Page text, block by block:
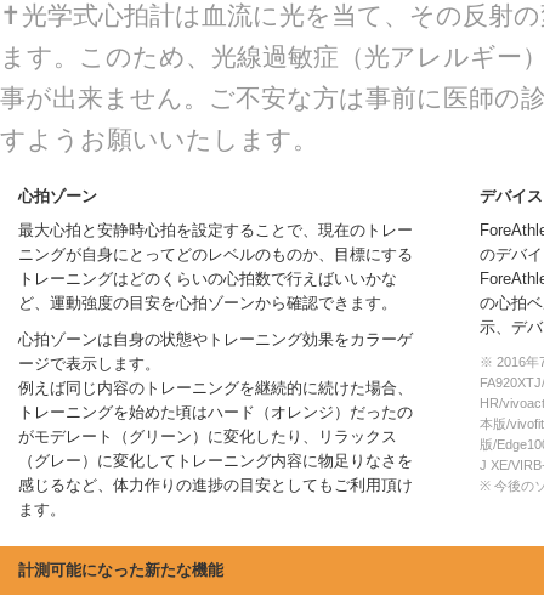
✝光学式心拍計は血流に光を当て、その反射
ます。このため、光線過敏症（光アレルギー
事が出来ません。ご不安な方は事前に医師の
すようお願いいたします。
心拍ゾーン
最大心拍と安静時心拍を設定することで、現在のトレー
ニングが自身にとってどのレベルのものか、目標にする
トレーニングはどのくらいの心拍数で行えばいいかな
ど、運動強度の目安を心拍ゾーンから確認できます。
心拍ゾーンは自身の状態やトレーニング効果をカラーゲ
ージで表示します。
例えば同じ内容のトレーニングを継続的に続けた場合、
トレーニングを始めた頃はハード（オレンジ）だったの
がモデレート（グリーン）に変化したり、リラックス
（グレー）に変化してトレーニング内容に物足りなさを
感じるなど、体力作りの進捗の目安としてもご利用頂け
ます。
デバイ
のデバ
の心拍
示、デ
※ 2016年
HR/
本版/
版/
J XE/
※ 今後の
計測可能になった新たな機能